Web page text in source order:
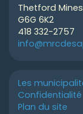
Thetford
G6G 6K2
418 332-2757
Les
Confidentialité
Plan du site